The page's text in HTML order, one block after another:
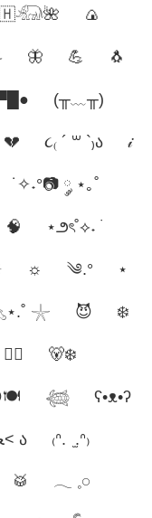
🍙
🦋 💪 🐧
(╥﹏╥)
💔 ૮₍ ´ ꒳ `₎ა 𝒾
˙✧˖°📷 ༘ ⋆｡˚
🧠 ⋆౨ৎ˚⟡˖ ࣪
☼ ༄.° ⋆
𓇼 😈 ❄️
❤️‍🔥 🐻‍❄️
𓆉︎ ʕ•ᴥ•ʔ
૮ >ﻌ< ა ₍ᐢ. ̫.ᐢ₎
🥁 𓂃 𓈒𓏸‪‪